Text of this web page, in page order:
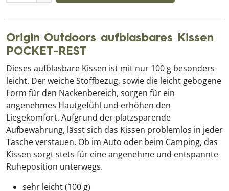
Origin Outdoors aufblasbares Kissen
POCKET-REST
Dieses aufblasbare Kissen ist mit nur 100 g besonders
leicht. Der weiche Stoffbezug, sowie die leicht gebogene
Form für den Nackenbereich, sorgen für ein
angenehmes Hautgefühl und erhöhen den
Liegekomfort. Aufgrund der platzsparende
Aufbewahrung, lässt sich das Kissen problemlos in jeder
Tasche verstauen. Ob im Auto oder beim Camping, das
Kissen sorgt stets für eine angenehme und entspannte
Ruheposition unterwegs.
sehr leicht (100 g)